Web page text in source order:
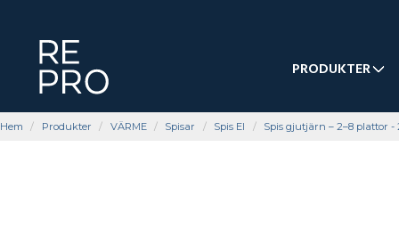
PRODUKTER
Hem Produkter VÄRME Spisar Spis El Spis gjutjärn – 2–8 plattor -